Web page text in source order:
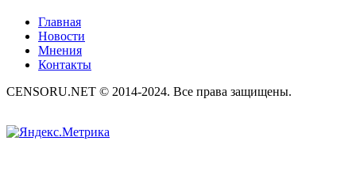
Главная
Новости
Мнения
Контакты
CENSORU.NET © 2014-2024. Все права защищены.